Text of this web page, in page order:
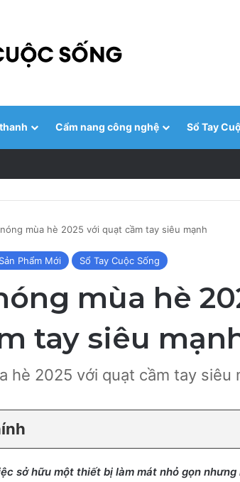
Cẩm nang công nghệ Sổ Tay
chọn số 1 cho giải trí năm 2025
mùa hè 2025 với quạt cầm tay siêu mạnh
Sản Phẩm Mới Sổ Tay Cuộc Sống
mùa hè
tay siêu
hè 2025 với quạt cầm tay siêu
sở hữu một thiết bị làm mát nhỏ gọn